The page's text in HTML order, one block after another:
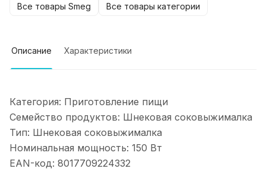
Все товары Smeg Все товары категории
Описание Характеристики
Категория: Приготовление пищи
Семейство продуктов: Шнековая соковыжималка
Тип: Шнековая соковыжималка
Номинальная мощность: 150 Вт
EAN-код: 8017709224332